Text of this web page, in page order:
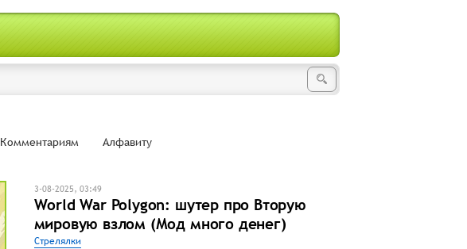
Комментариям Алфавиту
3-08-2025, 03:49
World War Polygon: шутер про Вторую
мировую взлом (Мод много денег)
Стрелялки